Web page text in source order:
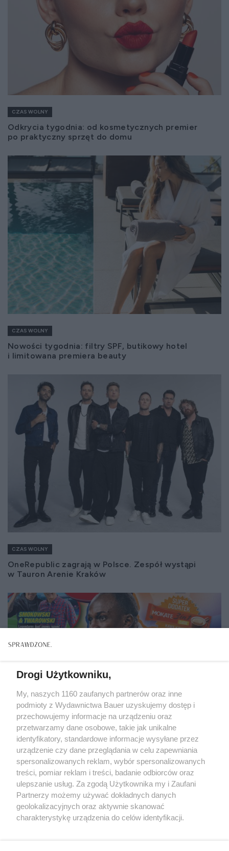
CZAS WOLNY
Odkrycia tygodnia: od kosmetycznych premier
po praktyczny sprzęt do domu
CZAS WOLNY
Nowości tygodnia: filtry SPF, butikowy hotel
i limitowana premiera beauty
CZAS WOLNY
OneRepublic zagrają w Polsce. Zespół wystąpi
w Tauron Arenie Kraków
Wydanie specjalne magazynu "To&Owo TV Bravo
Sport" przywołuje klimat kultowego pisma
sportowego Bravo Sport
Drogi Użytkowniku,
My, naszych 1160 zaufanych partnerów oraz inne
podmioty z Wydawnictwa Bauer uzyskujemy dostęp i
przechowujemy informacje na urządzeniu oraz
przetwarzamy dane osobowe, takie jak unikalne
identyfikatory, standardowe informacje wysyłane przez
urządzenie czy dane przeglądania w celu zapewniania
spersonalizowanych reklam, wybór spersonalizowanych
treści, pomiar reklam i treści, badanie odbiorców oraz
ulepszanie usług. Za zgodą Użytkownika my i Zaufani
Partnerzy możemy używać dokładnych danych
geolokalizacyjnych oraz aktywnie skanować
charakterystykę urządzenia do celów identyfikacji.